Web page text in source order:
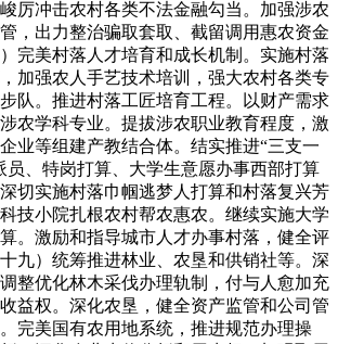
厉冲击农村各类不法金融勾当。加强涉农
，出力整治骗取套取、截留调用惠农资金
完美村落人才培育和成长机制。实施村落
加强农人手艺技术培训，强大农村各类专
队。推进村落工匠培育工程。以财产需求
农学科专业。提拔涉农职业教育程度，激
业等组建产教结合体。结实推进“三支一
员、特岗打算、大学生意愿办事西部打算
切实施村落巾帼逃梦人打算和村落复兴芳
技小院扎根农村帮农惠农。继续实施大学
。激励和指导城市人才办事村落，健全评
九）统筹推进林业、农垦和供销社等。深
整优化林木采伐办理轨制，付与人愈加充
益权。深化农垦，健全资产监管和公司管
完美国有农用地系统，推进规范办理操